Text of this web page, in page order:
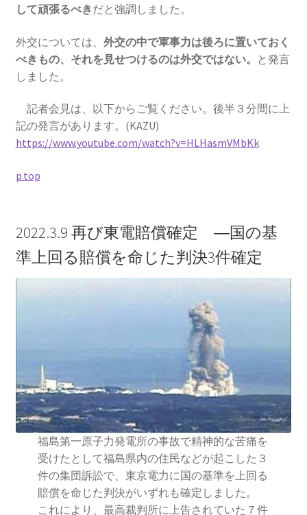
して頑張るべきだと強調しました。
外交については、 外交の中で軍事力は後ろに置いておく
べきもの、それを見せつけるのは外交ではない。
と発言
しました。
記者会見は、以下からご覧ください。後半３分間に上
記の発言があります。(KAZU)
https://www.youtube.com/watch?v=HLHasmVMbKk
p.top
2022.3.9 再び東電賠償確定 ―国の基
準上回る賠償を命じた判決3件確定
福島第一原子力発電所の事故で精神的な苦痛を
受けたとして福島県内の住民などが起こした３
件の集団訴訟で、東京電力に国の基準を上回る
賠償を命じた判決がいずれも確定しました。
これにより、最高裁判所に上告されていた７件